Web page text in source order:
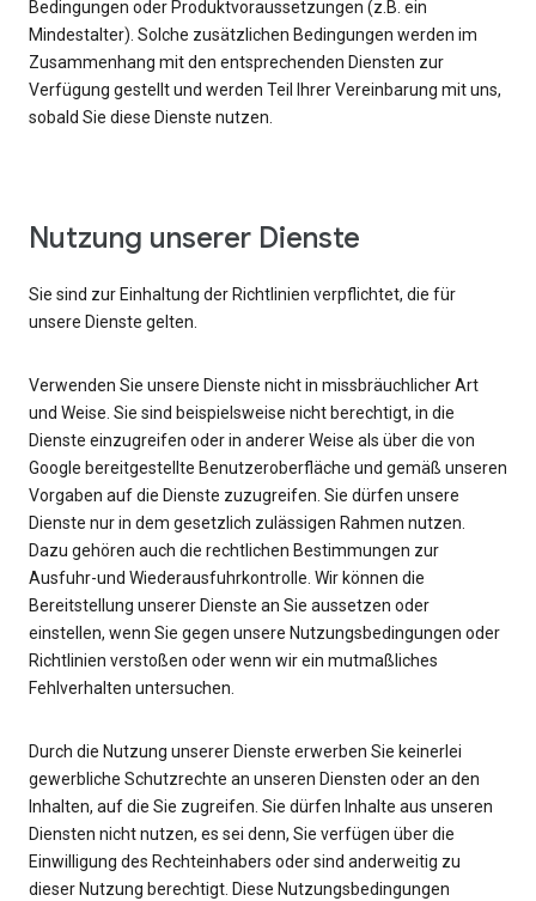
Bedingungen oder Produktvoraussetzungen (z.B. ein
Mindestalter). Solche zusätzlichen Bedingungen werden im
Zusammenhang mit den entsprechenden Diensten zur
Verfügung gestellt und werden Teil Ihrer Vereinbarung mit uns,
sobald Sie diese Dienste nutzen.
Nutzung unserer Dienste
Sie sind zur Einhaltung der Richtlinien verpflichtet, die für
unsere Dienste gelten.
Verwenden Sie unsere Dienste nicht in missbräuchlicher Art
und Weise. Sie sind beispielsweise nicht berechtigt, in die
Dienste einzugreifen oder in anderer Weise als über die von
Google bereitgestellte Benutzeroberfläche und gemäß unseren
Vorgaben auf die Dienste zuzugreifen. Sie dürfen unsere
Dienste nur in dem gesetzlich zulässigen Rahmen nutzen.
Dazu gehören auch die rechtlichen Bestimmungen zur
Ausfuhr-und Wiederausfuhrkontrolle. Wir können die
Bereitstellung unserer Dienste an Sie aussetzen oder
einstellen, wenn Sie gegen unsere Nutzungsbedingungen oder
Richtlinien verstoßen oder wenn wir ein mutmaßliches
Fehlverhalten untersuchen.
Durch die Nutzung unserer Dienste erwerben Sie keinerlei
gewerbliche Schutzrechte an unseren Diensten oder an den
Inhalten, auf die Sie zugreifen. Sie dürfen Inhalte aus unseren
Diensten nicht nutzen, es sei denn, Sie verfügen über die
Einwilligung des Rechteinhabers oder sind anderweitig zu
dieser Nutzung berechtigt. Diese Nutzungsbedingungen